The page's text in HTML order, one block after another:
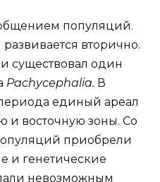
популяций.
вторично.
существовал один
Pachycephalia. В
единый ареал
и восточную зоны. Со
приобрели
и генетические
невозможным